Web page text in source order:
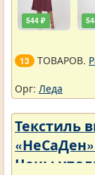
544 ₽
13 ТОВАРОВ.
Орг: Леда
Текстиль
Цены